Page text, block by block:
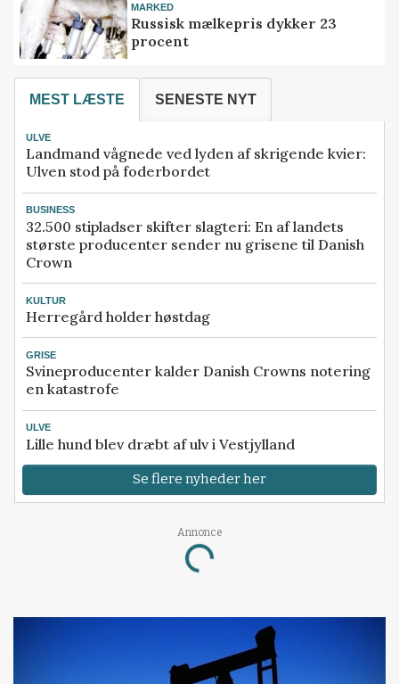
MARKED
Russisk mælkepris dykker 23
procent
MEST LÆSTE SENESTE NYT
ULVE
Landmand vågnede ved lyden af skrigende kvier:
Ulven stod på foderbordet
BUSINESS
32.500 stipladser skifter slagteri: En af landets
største producenter sender nu grisene til Danish
Crown
KULTUR
Herregård holder høstdag
GRISE
Svineproducenter kalder Danish Crowns notering
en katastrofe
ULVE
Lille hund blev dræbt af ulv i Vestjylland
Se flere nyheder her
Annonce
Loading...